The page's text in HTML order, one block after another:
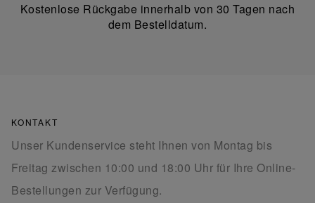
Kostenlose Rückgabe innerhalb von 30 Tagen nach
dem Bestelldatum.
KONTAKT
Unser Kundenservice steht Ihnen von Montag bis
Freitag zwischen 10:00 und 18:00 Uhr für Ihre Online-
Bestellungen zur Verfügung.